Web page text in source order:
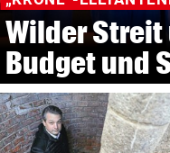
Wilder
Budget und